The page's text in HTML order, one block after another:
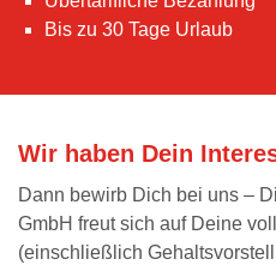
Bis zu 30 Tage Urlaub
Wir haben Dein
Dann bewirb Dich bei uns –
GmbH freut sich auf Deine
(einschließlich